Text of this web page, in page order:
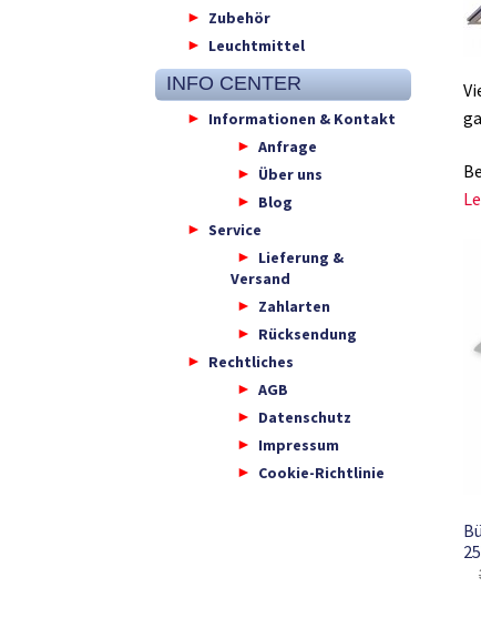
Zubehör
Leuchtmittel
INFO CENTER
Informationen & Kontakt
Anfrage
Über uns
Blog
Service
Lieferung &
Versand
Zahlarten
Rücksendung
Rechtliches
AGB
Datenschutz
Impressum
Cookie-Richtlinie